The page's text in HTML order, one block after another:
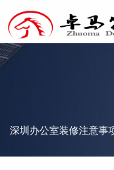
深圳办公室装修注意事